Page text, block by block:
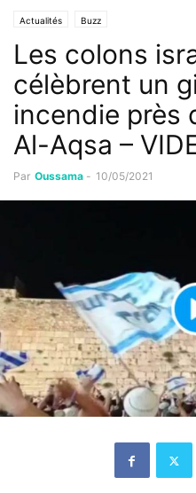
Actualités Buzz
Les colons
célèbrent un
incendie près
Al-Aqsa –
Par Oussama - 10/05/2021